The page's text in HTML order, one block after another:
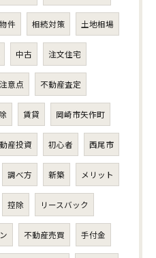
件 相続対策 土地相場
中古 注文住宅
注意点 不動産査定
賃貸 岡崎市矢作町
産投資 初心者 西尾市
調べ方 新築 メリット
控除 リースバック
不動産売買 手付金